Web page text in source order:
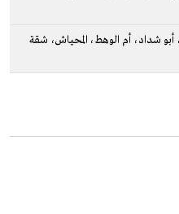
أبو شداد، أم الوهط، المحياش، شقة